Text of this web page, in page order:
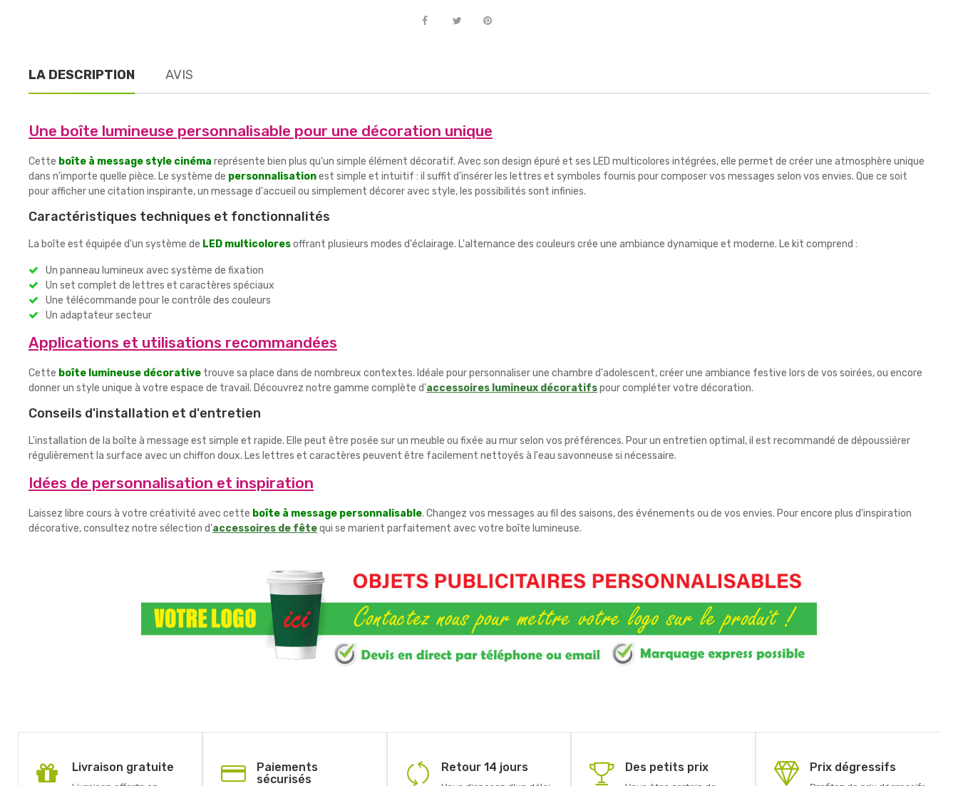
LA DESCRIPTION AVIS
Une boîte lumineuse personnalisable pour une décoration unique
Cette boîte à message style cinéma représente bien plus qu'un simple élément décoratif. Avec son design épuré et ses LED multicolores intégrées, elle permet de créer une atmosphère unique
dans n'importe quelle pièce. Le système de personnalisationest simple et intuitif : il suffit d'insérer les lettres et symboles fournis pour composer vos messages selon vos envies. Que ce soit
pour afficher une citation inspirante, un message d'accueil ou simplement décorer avec style, les possibilités sont infinies.
Caractéristiques techniques et fonctionnalités
La boîte est équipée d'un système de LED multicoloresoffrant plusieurs modes d'éclairage. L'alternance des couleurs crée une ambiance dynamique et moderne. Le kit comprend :
Un panneau lumineux avec système de fixation
Un set complet de lettres et caractères spéciaux
Une télécommande pour le contrôle des couleurs
Un adaptateur secteur
Applications et utilisations recommandées
Cette boîte lumineuse décorative trouve sa place dans de nombreux contextes. Idéale pour personnaliser une chambre d'adolescent, créer une ambiance festive lors de vos soirées, ou encore
donner un style unique à votre espace de travail. Découvrez notre gamme complète d'accessoires lumineux décoratifspour compléter votre décoration.
Conseils d'installation et d'entretien
L'installation de la boîte à message est simple et rapide. Elle peut être posée sur un meuble ou fixée au mur selon vos préférences. Pour un entretien optimal, il est recommandé de dépoussiérer
régulièrement la surface avec un chiffon doux. Les lettres et caractères peuvent être facilement nettoyés à l'eau savonneuse si nécessaire.
Idées de personnalisation et inspiration
Laissez libre cours à votre créativité avec cette boîte à message personnalisable. Changez vos messages au fil des saisons, des événements ou de vos envies. Pour encore plus d'inspiration
décorative, consultez notre sélection d'accessoires de fêtequi se marient parfaitement avec votre boîte lumineuse.
Livraison gratuite
Paiements
sécurisés
Retour 14 jours Des petits prix Prix dégressifs